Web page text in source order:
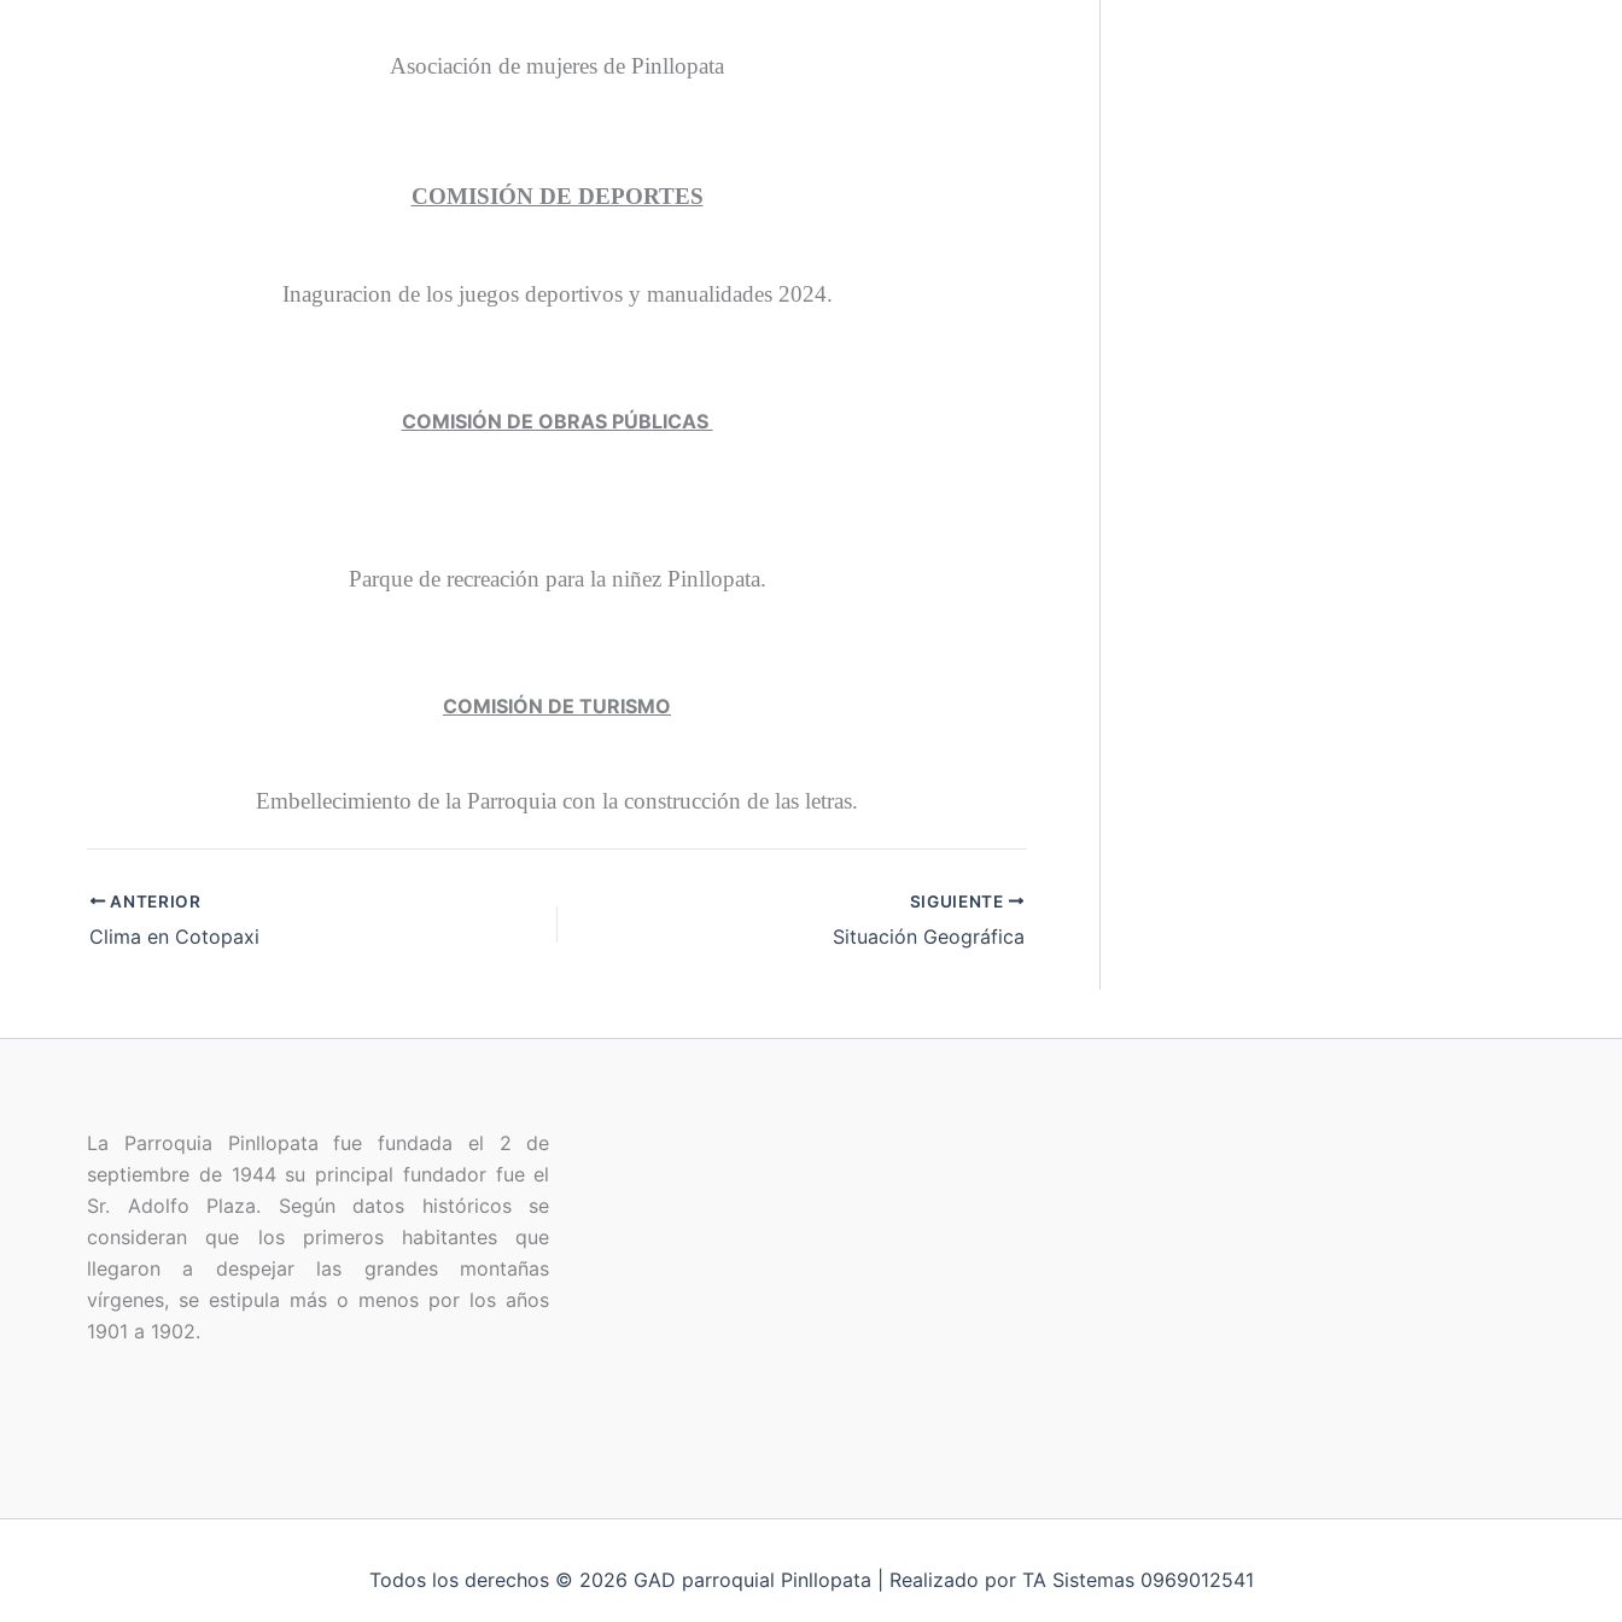
Asociación de mujeres de Pinllopata
COMISIÓN DE DEPORTES
Inaguracion de los juegos deportivos y manualidades 2024.
COMISIÓN DE OBRAS PÚBLICAS
Parque de recreación para la niñez Pinllopata.
COMISIÓN DE TURISMO
Embellecimiento de la Parroquia con la construcción de las letras.
ANTERIOR
Clima en Cotopaxi
SIGUIENTE
Situación Geográfica
La Parroquia Pinllopata fue fundada el 2 de
septiembre de 1944 su principal fundador fue el
Sr. Adolfo Plaza. Según datos históricos se
consideran que los primeros habitantes que
llegaron a despejar las grandes montañas
vírgenes, se estipula más o menos por los años
1901 a 1902.
Todos los derechos © 2026 GAD parroquial Pinllopata | Realizado por TA Sistemas 0969012541